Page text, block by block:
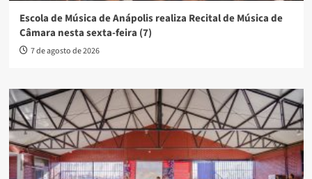
Escola de Música de Anápolis realiza Recital de Música de
Câmara nesta sexta-feira (7)
7 de agosto de 2026